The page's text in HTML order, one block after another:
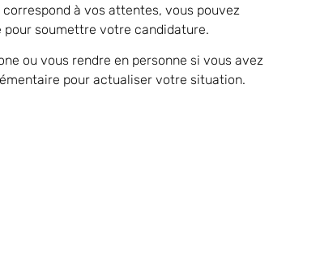
à vos attentes, vous pouvez
soumettre votre candidature.
ou vous rendre en personne si vous avez
pour actualiser votre situation.